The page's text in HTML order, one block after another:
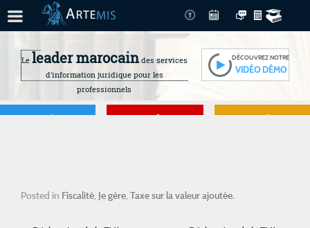
Le leader marocaindes services
d'information juridique pour les
professionnels
DÉCOUVREZ NOTRE
VIDÉO DÉMO
Je gère Je me forme
Je connais mes
Posted in Fiscalité Je gère Taxe sur la valeur ajoutée.